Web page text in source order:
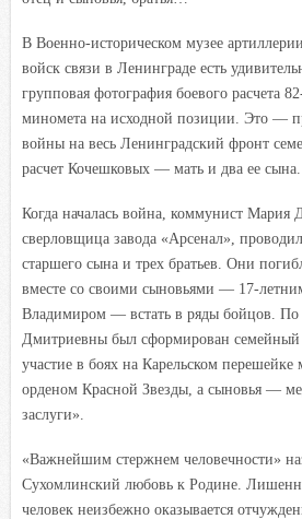
В Военно-историческом музее
войск связи в Ленинграде есть
групповая фотография боевого расчета
миномета на исходной позиции. Это —
войны на весь Ленинградский фронт
расчет Кочешковых — мать и два ее сына.
Когда началась война, коммунист Мария
сверловщица завода «Арсенал»,
старшего сына и трех братьев. Они
вместе со своими сыновьями — 17-
Владимиром — встать в ряды бойцов.
Дмитриевны был сформирован семейный
участие в боях на Карельском перешейке
орденом Красной Звезды, а сыновья —
заслуги».
«Важнейшим стержнем человечности»
Сухомлинский любовь к Родине.
человек неизбежно оказывается